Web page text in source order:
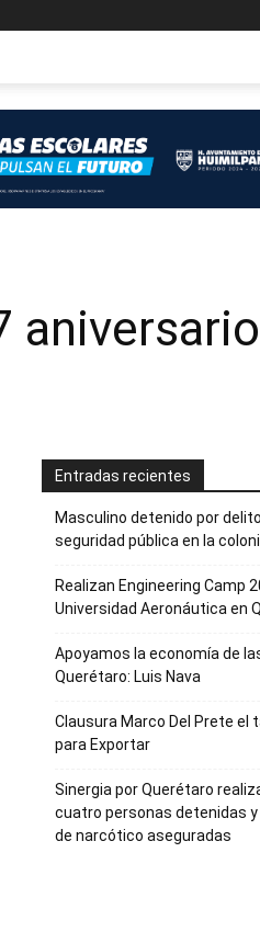
Entradas recientes
Masculino detenido por
seguridad pública en la
Realizan Engineering Camp
Universidad Aeronáutica en
Apoyamos la economía de
Querétaro: Luis Nava
Clausura Marco Del Prete el
para Exportar
Sinergia por Querétaro
cuatro personas detenidas
de narcótico aseguradas